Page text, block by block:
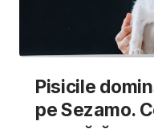
Pisicile
pe Sezamo.